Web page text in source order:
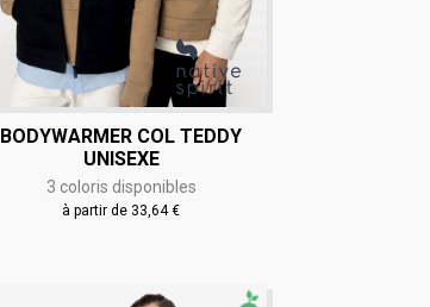
BODYWARMER COL TEDDY
UNISEXE
3 coloris disponibles
à partir de 33,64 €